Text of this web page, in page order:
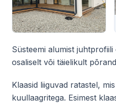
Süsteemi alumist
osaliselt või täielikult
Klaasid liiguvad ratastel,
kuullaagritega. Esimest